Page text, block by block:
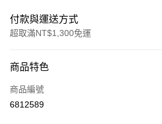
付款與運送方式
超取滿NT$1,300免運
信用卡一次付款
超商取貨付款
商品特色
商品編號
6812589